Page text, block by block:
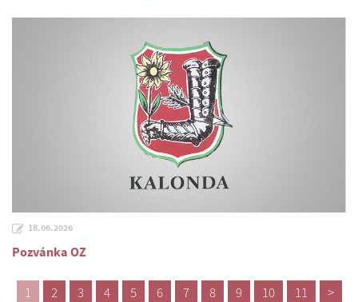
18.06.2026
Pozvánka OZ
1 2 3 4 5 6 7 8 9 10 11 >